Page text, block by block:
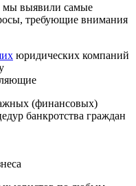
мы выявили самые
требующие внимания
юридических компаний
(финансовых)
банкротства граждан